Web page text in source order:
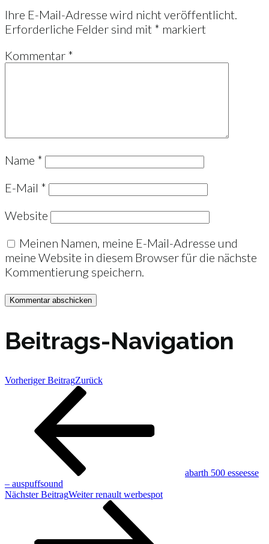
Ihre E-Mail-Adresse wird nicht veröffentlicht.
Erforderliche Felder sind mit * markiert
Kommentar *
Name *
E-Mail *
Website
Meinen Namen, meine E-Mail-Adresse und
meine Website in diesem Browser für die nächste
Kommentierung speichern.
Beitrags-Navigation
Vorheriger BeitragZurück
abarth 500 esseesse
– auspuffsound
Nächster BeitragWeiter renault werbespot